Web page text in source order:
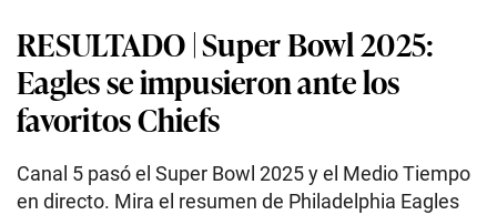
RESULTADO | Super Bowl 2025:
Eagles se impusieron ante los
favoritos Chiefs
Canal 5 pasó el Super Bowl 2025 y el Medio Tiempo
en directo. Mira el resumen de Philadelphia Eagles